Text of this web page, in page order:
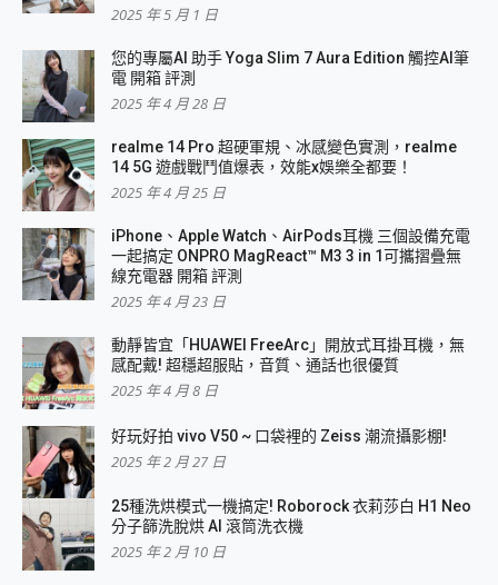
2025 年 5 月 1 日
您的專屬AI 助手 Yoga Slim 7 Aura Edition 觸控AI筆
電 開箱 評測
2025 年 4 月 28 日
realme 14 Pro 超硬軍規、冰感變色實測，realme
14 5G 遊戲戰鬥值爆表，效能x娛樂全都要！
2025 年 4 月 25 日
iPhone、Apple Watch、AirPods耳機 三個設備充電
一起搞定 ONPRO MagReact™ M3 3 in 1可攜摺疊無
線充電器 開箱 評測
2025 年 4 月 23 日
動靜皆宜「HUAWEI FreeArc」開放式耳掛耳機，無
感配戴! 超穩超服貼，音質、通話也很優質
2025 年 4 月 8 日
好玩好拍 vivo V50 ~ 口袋裡的 Zeiss 潮流攝影棚!
2025 年 2 月 27 日
25種洗烘模式一機搞定! Roborock 衣莉莎白 H1 Neo
分子篩洗脫烘 AI 滾筒洗衣機
2025 年 2 月 10 日